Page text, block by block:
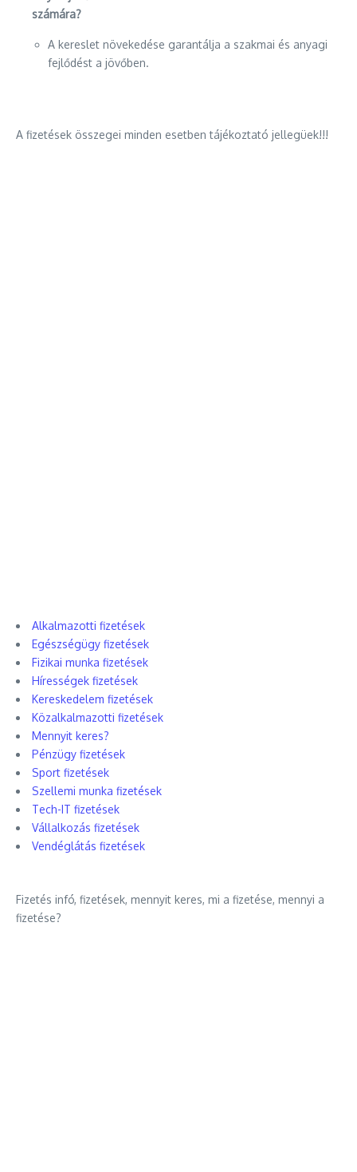
számára?
A kereslet növekedése garantálja a szakmai és anyagi
fejlődést a jövőben.
A fizetések összegei minden esetben tájékoztató jellegüek!!!
Alkalmazotti fizetések
Egészségügy fizetések
Fizikai munka fizetések
Hírességek fizetések
Kereskedelem fizetések
Közalkalmazotti fizetések
Mennyit keres?
Pénzügy fizetések
Sport fizetések
Szellemi munka fizetések
Tech-IT fizetések
Vállalkozás fizetések
Vendéglátás fizetések
Fizetés infó, fizetések, mennyit keres, mi a fizetése, mennyi a
fizetése?